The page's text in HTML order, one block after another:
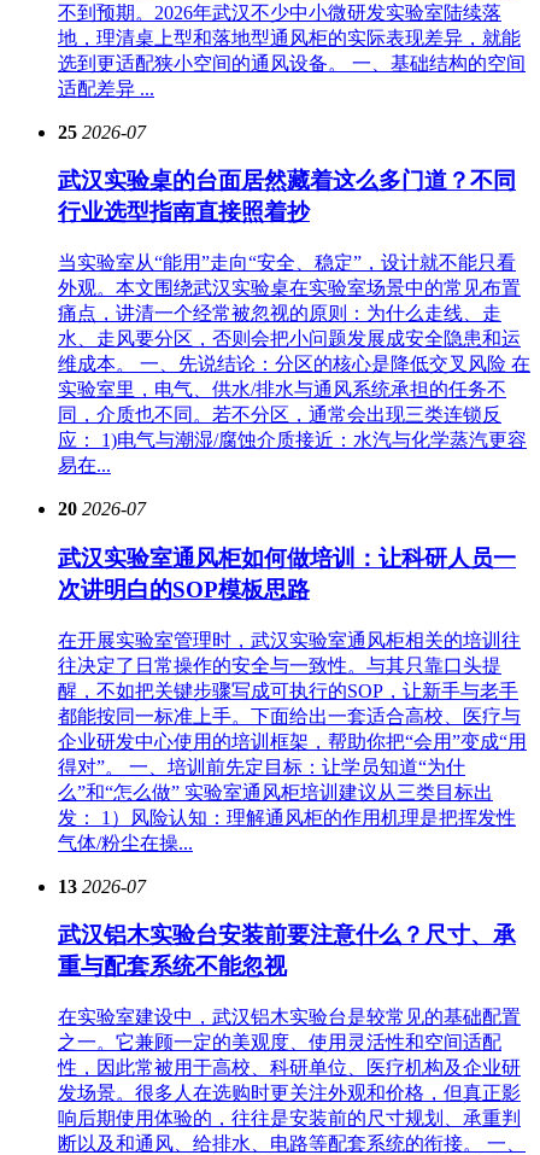
不到预期。2026年武汉不少中小微研发实验室陆续落
地，理清桌上型和落地型通风柜的实际表现差异，就能
选到更适配狭小空间的通风设备。 一、基础结构的空间
适配差异 ...
25 2026-07
武汉实验桌的台面居然藏着这么多门道？不同
行业选型指南直接照着抄
当实验室从“能用”走向“安全、稳定”，设计就不能只看
外观。本文围绕武汉实验桌在实验室场景中的常见布置
痛点，讲清一个经常被忽视的原则：为什么走线、走
水、走风要分区，否则会把小问题发展成安全隐患和运
维成本。 一、先说结论：分区的核心是降低交叉风险 在
实验室里，电气、供水/排水与通风系统承担的任务不
同，介质也不同。若不分区，通常会出现三类连锁反
应： 1)电气与潮湿/腐蚀介质接近：水汽与化学蒸汽更容
易在...
20 2026-07
武汉实验室通风柜如何做培训：让科研人员一
次讲明白的SOP模板思路
在开展实验室管理时，武汉实验室通风柜相关的培训往
往决定了日常操作的安全与一致性。与其只靠口头提
醒，不如把关键步骤写成可执行的SOP，让新手与老手
都能按同一标准上手。下面给出一套适合高校、医疗与
企业研发中心使用的培训框架，帮助你把“会用”变成“用
得对”。 一、培训前先定目标：让学员知道“为什
么”和“怎么做” 实验室通风柜培训建议从三类目标出
发： 1）风险认知：理解通风柜的作用机理是把挥发性
气体/粉尘在操...
13 2026-07
武汉铝木实验台安装前要注意什么？尺寸、承
重与配套系统不能忽视
在实验室建设中，武汉铝木实验台是较常见的基础配置
之一。它兼顾一定的美观度、使用灵活性和空间适配
性，因此常被用于高校、科研单位、医疗机构及企业研
发场景。很多人在选购时更关注外观和价格，但真正影
响后期使用体验的，往往是安装前的尺寸规划、承重判
断以及和通风、给排水、电路等配套系统的衔接。 一、